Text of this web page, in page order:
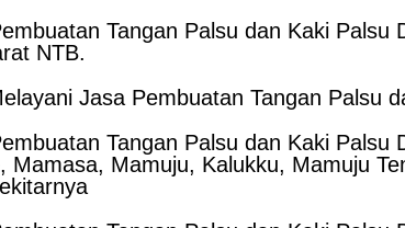
Tangan Palsu dan Kaki
NTB.
Jasa Pembuatan Tangan Palsu
Tangan Palsu dan Kaki Palsu
Mamasa, Mamuju, Kalukku, Mamuju